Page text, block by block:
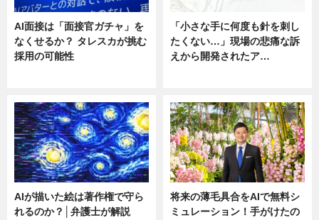
AI面接は「面接官ガチャ」を
なくせるか？ タレスカが挑む
採用の可能性
「小さな手に何度も針を刺し
たくない…」現場の悲痛な訴
えから開発されたア…
AIが描いた絵は著作権で守ら
れるのか？│弁護士が解説
将来の薄毛具合をAIで無料シ
ミュレーション！手がけたの